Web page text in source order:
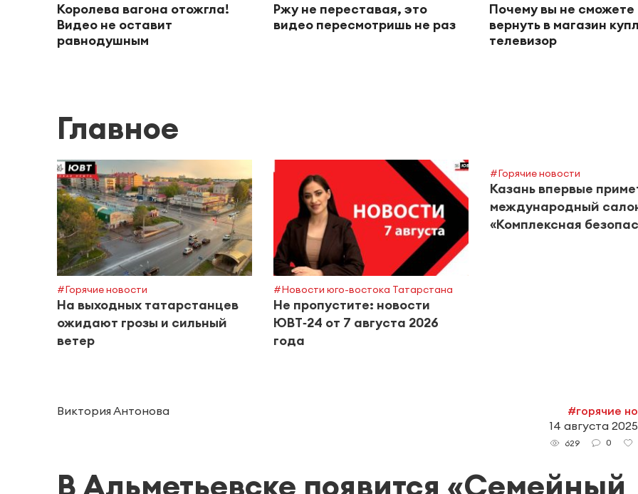
Королева вагона отожгла!
Видео не оставит
равнодушным
Ржу не переставая, это
видео пересмотришь не раз
Почему вы не сможете
вернуть в магазин
телевизор
Главное
#Горячие новости
На выходных татарстанцев
ожидают грозы и сильный
ветер
#Новости юго-востока Татарстана
Не пропустите: новости
ЮВТ‑24 от 7 августа 2026
года
#Горячие новости
Казань впервые
международный
«Комплексная
Виктория Антонова
#горячие
14 августа
629 0
В Альметьевске появится «Семейный